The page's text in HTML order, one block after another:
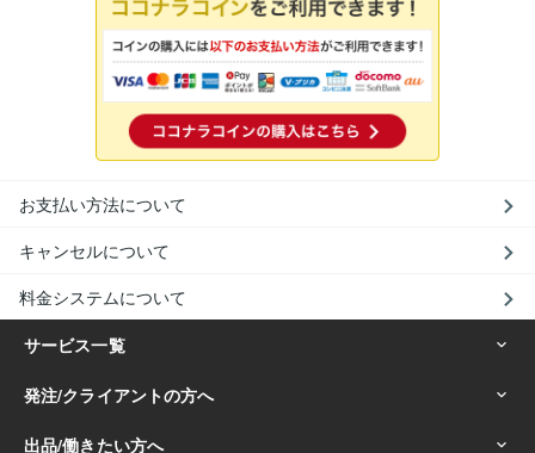
お支払い方法について
キャンセルについて
料金システムについて